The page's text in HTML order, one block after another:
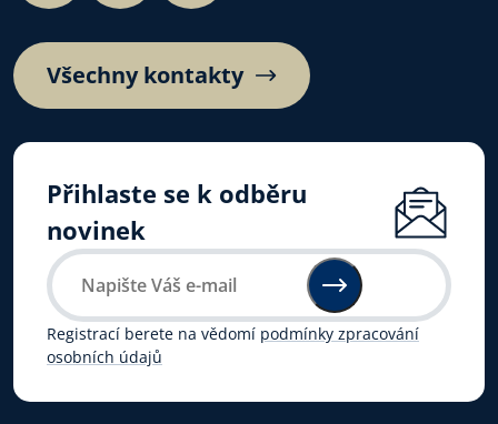
Všechny kontakty
Přihlaste se k odběru
novinek
Registrací berete na vědomí podmínky zpracování
osobních údajů